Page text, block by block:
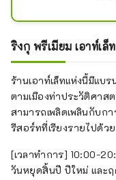
จังห
แจ้ง
จับ
อยู่
ร้า
เพ
ริงกุ พรีเมียม เอาท์เล็ท
ร้านเอาท์เล็ทแห่งนี้มีแ
ตามเมืองท่าประวัติศาส
สามารถเพลิดเพลินกับก
รีสอร์ทที่เรียงรายไปด้ว
[เวลาทำการ] 10:00-
วันหยุดสิ้นปี ปีใหม่ และ